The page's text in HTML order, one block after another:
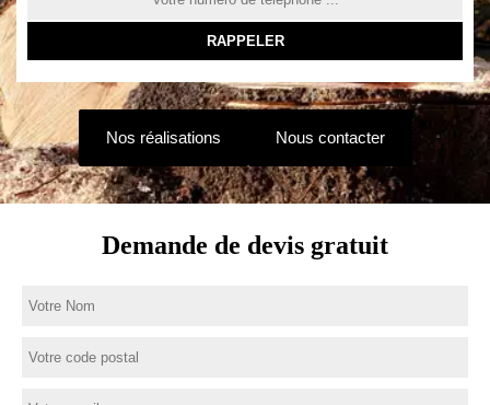
Nos réalisations Nous contacter
Demande de devis gratuit